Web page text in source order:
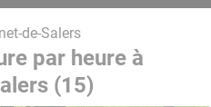
de-Salers
par heure à
(15)